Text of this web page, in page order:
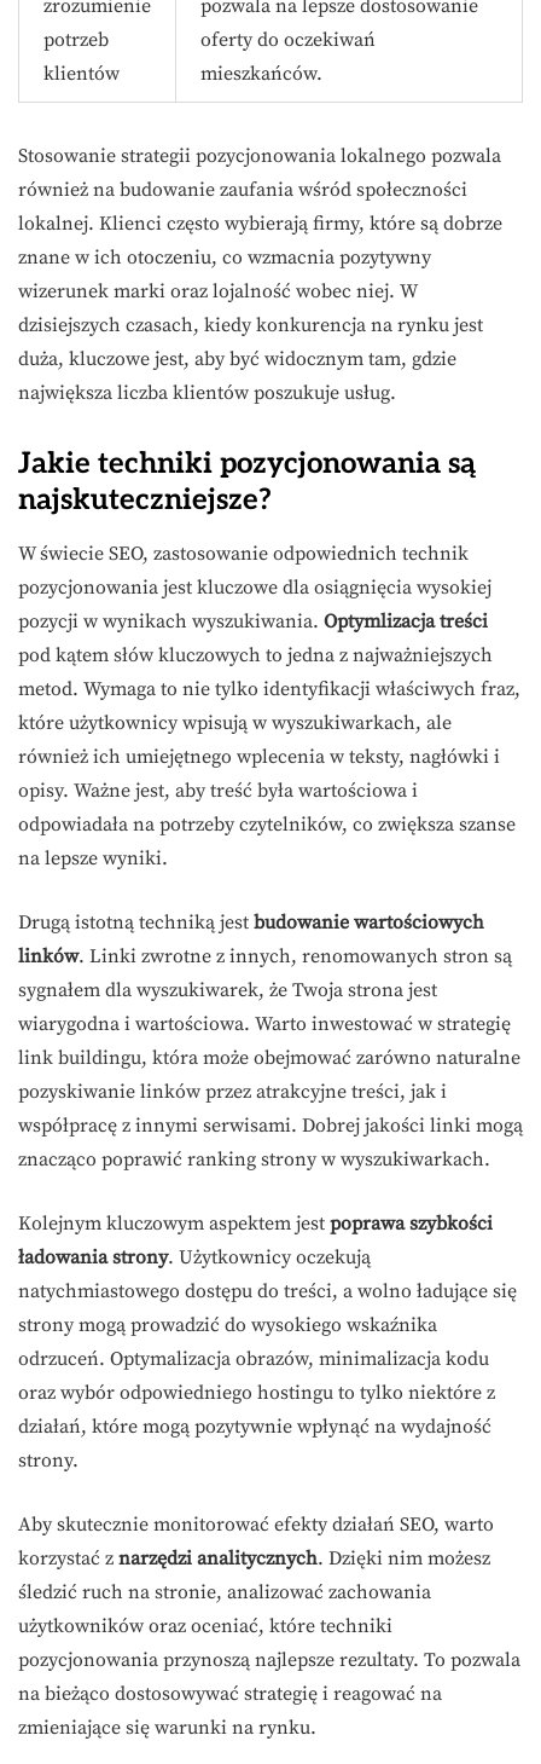
zrozumienie
potrzeb
klientów
pozwala na lepsze dostosowanie
oferty do oczekiwań
mieszkańców.
Stosowanie strategii pozycjonowania lokalnego pozwala
również na budowanie zaufania wśród społeczności
lokalnej. Klienci często wybierają firmy, które są dobrze
znane w ich otoczeniu, co wzmacnia pozytywny
wizerunek marki oraz lojalność wobec niej. W
dzisiejszych czasach, kiedy konkurencja na rynku jest
duża, kluczowe jest, aby być widocznym tam, gdzie
największa liczba klientów poszukuje usług.
Jakie techniki pozycjonowania są
najskuteczniejsze?
W świecie SEO, zastosowanie odpowiednich technik
pozycjonowania jest kluczowe dla osiągnięcia wysokiej
pozycji w wynikach wyszukiwania. Optymlizacja treści
pod kątem słów kluczowych to jedna z najważniejszych
metod. Wymaga to nie tylko identyfikacji właściwych fraz,
które użytkownicy wpisują w wyszukiwarkach, ale
również ich umiejętnego wplecenia w teksty, nagłówki i
opisy. Ważne jest, aby treść była wartościowa i
odpowiadała na potrzeby czytelników, co zwiększa szanse
na lepsze wyniki.
Drugą istotną techniką jest budowanie wartościowych
linków. Linki zwrotne z innych, renomowanych stron są
sygnałem dla wyszukiwarek, że Twoja strona jest
wiarygodna i wartościowa. Warto inwestować w strategię
link buildingu, która może obejmować zarówno naturalne
pozyskiwanie linków przez atrakcyjne treści, jak i
współpracę z innymi serwisami. Dobrej jakości linki mogą
znacząco poprawić ranking strony w wyszukiwarkach.
Kolejnym kluczowym aspektem jest poprawa szybkości
ładowania strony. Użytkownicy oczekują
natychmiastowego dostępu do treści, a wolno ładujące się
strony mogą prowadzić do wysokiego wskaźnika
odrzuceń. Optymalizacja obrazów, minimalizacja kodu
oraz wybór odpowiedniego hostingu to tylko niektóre z
działań, które mogą pozytywnie wpłynąć na wydajność
strony.
Aby skutecznie monitorować efekty działań SEO, warto
korzystać z narzędzi analitycznych. Dzięki nim możesz
śledzić ruch na stronie, analizować zachowania
użytkowników oraz oceniać, które techniki
pozycjonowania przynoszą najlepsze rezultaty. To pozwala
na bieżąco dostosowywać strategię i reagować na
zmieniające się warunki na rynku.